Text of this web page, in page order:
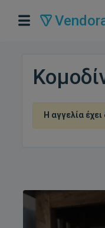
Η αγγελία